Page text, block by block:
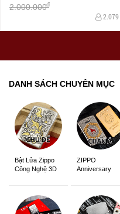
2.000.000đ
2.079
DANH SÁCH CHUYÊN MỤC
Bật Lửa Zippo
Công Nghệ 3D
ZIPPO
Anniversary